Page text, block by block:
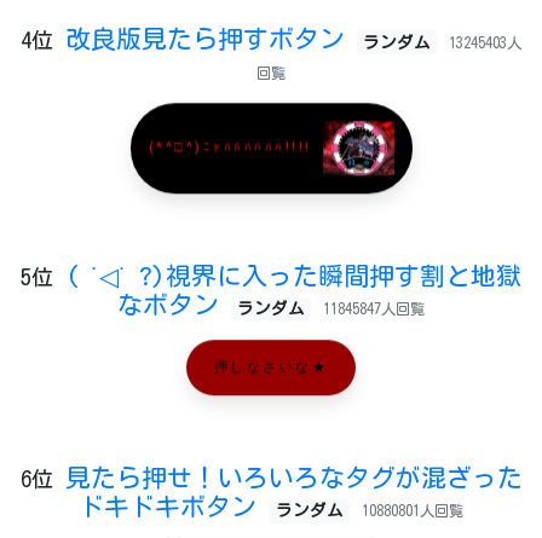
4位 改良版見たら押すボタン ランダム 13245403人
回覧
(*^□^)ﾆｬﾊﾊﾊﾊﾊﾊ!!!!
5位
( ˙◁˙ ?)視界に入った瞬間押す割と地獄
なボタン
ランダム 11845847人回覧
押しなさいな★
6位
見たら押せ！いろいろなタグが混ざった
ドキドキボタン
ランダム 10880801人回覧